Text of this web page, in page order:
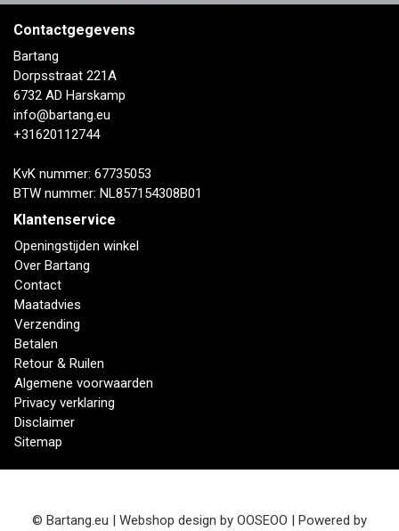
Contactgegevens
Bartang
Dorpsstraat 221A
6732 AD Harskamp
info@bartang.eu
+31620112744
KvK nummer: 67735053
BTW nummer: NL857154308B01
Klantenservice
Openingstijden winkel
Over Bartang
Contact
Maatadvies
Verzending
Betalen
Retour & Ruilen
Algemene voorwaarden
Privacy verklaring
Disclaimer
Sitemap
© Bartang.eu | Webshop design by OOSEOO | Powered by